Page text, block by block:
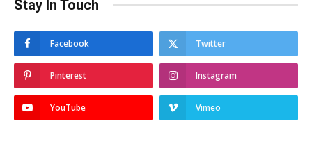
Stay In Touch
Facebook Twitter
Pinterest Instagram
YouTube Vimeo